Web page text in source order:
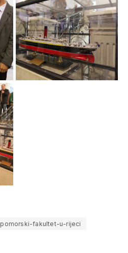
pomorski-fakultet-u-rijeci